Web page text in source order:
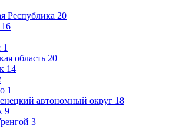
Республика 20
16
1
область 20
14
1
автономный округ 18
9
3